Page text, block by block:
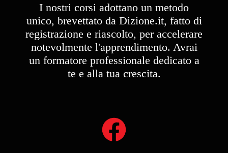
I nostri corsi adottano un metodo
unico, brevettato da Dizione.it, fatto di
registrazione e riascolto, per accelerare
notevolmente l'apprendimento. Avrai
un formatore professionale dedicato a
te e alla tua crescita.